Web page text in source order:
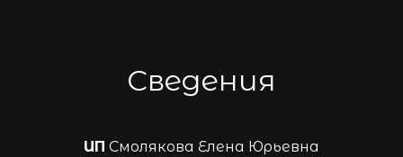
Сведения
ИП Смолякова Елена Юрьевна